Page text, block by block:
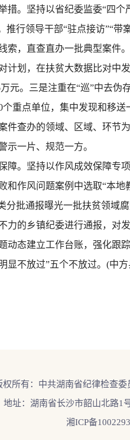
。坚持以省纪委监委“四个
推行领导干部“驻点接访”“
索，直查直办一批典型案件
计划，在扶贫大数据比对中
元。三是注重在“巡”中去
重点单位，集中发现和移
件查办的领域、区域、环节
示一片、规范一方。
。坚持以作风成效保障专
和作风问题案例中选取“本
分批通报曝光一批扶贫领域
力的乡镇纪委进行通报，对
动态建立工作台账，强化跟
显不放过”五个不放过。(中
权所有：中共湖南省纪律检查
地址：湖南省长沙市韶山北路1
湘ICP备